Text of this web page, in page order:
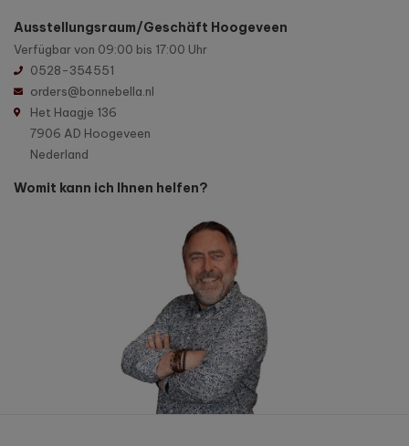
Ausstellungsraum/Geschäft Hoogeveen
Verfügbar von 09:00 bis 17:00 Uhr
0528-354551
orders@bonnebella.nl
Het Haagje 136
7906 AD Hoogeveen
Nederland
Womit kann ich Ihnen helfen?